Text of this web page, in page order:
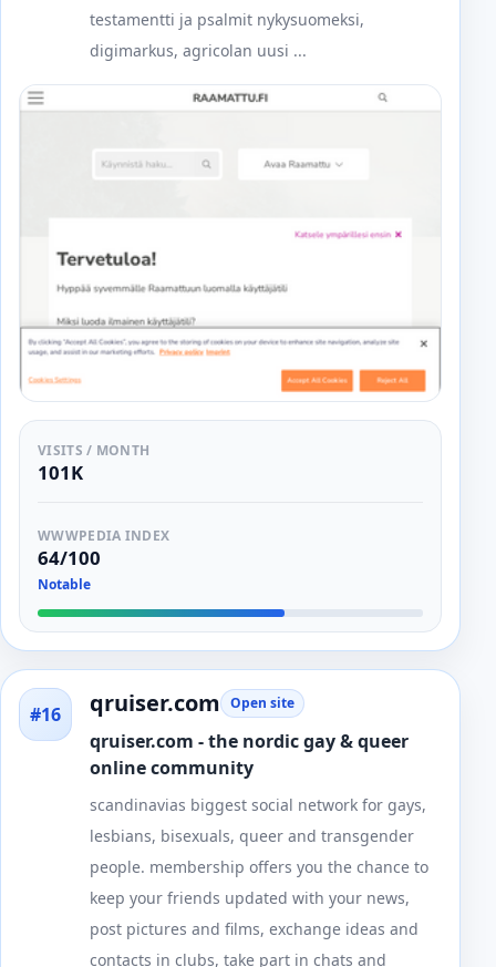
testamentti ja psalmit nykysuomeksi,
digimarkus, agricolan uusi ...
VISITS / MONTH
101K
WWWPEDIA INDEX
64/100
Notable
#16 qruiser.com Open site
qruiser.com - the nordic gay & queer
online community
scandinavias biggest social network for gays,
lesbians, bisexuals, queer and transgender
people. membership offers you the chance to
keep your friends updated with your news,
post pictures and films, exchange ideas and
contacts in clubs, take part in chats and